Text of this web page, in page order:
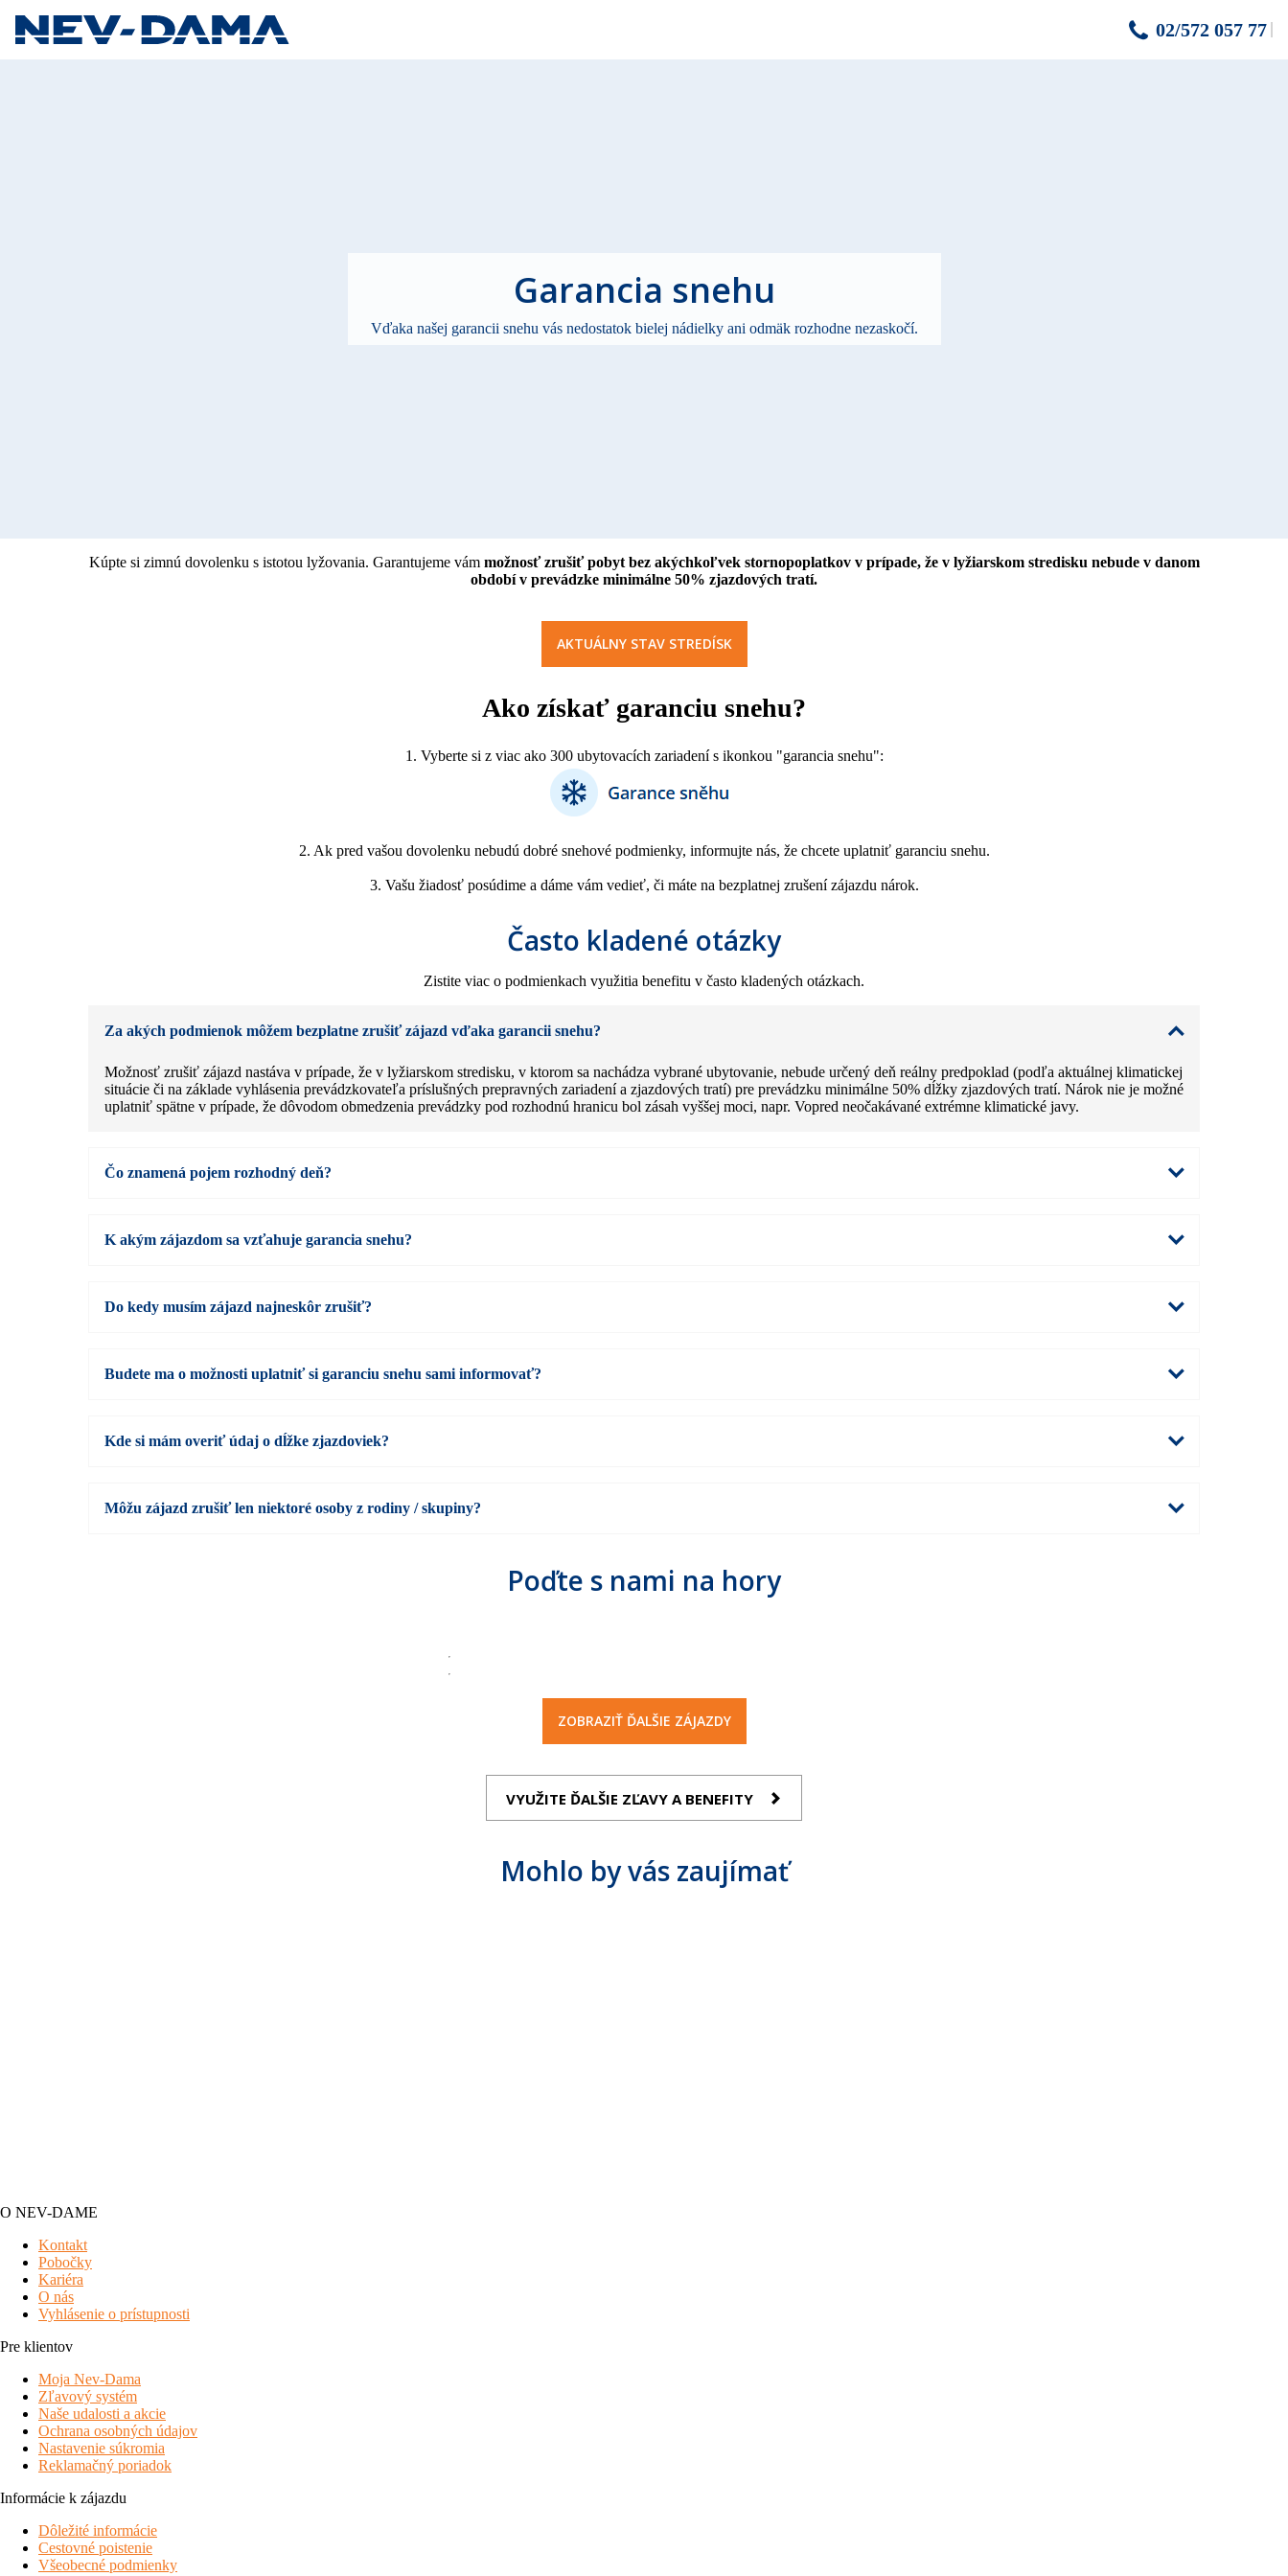
02/572 057 77
Garancia snehu
Vďaka našej garancii snehu vás nedostatok bielej nádielky ani odmäk rozhodne nezaskočí.
Kúpte si zimnú dovolenku s istotou lyžovania. Garantujeme vám možnosť zrušiť pobyt bez akýchkoľvek stornopoplatkov v prípade, že v lyžiarskom stredisku nebude v danom
období v prevádzke minimálne 50% zjazdových tratí.
AKTUÁLNY STAV STREDÍSK
Ako získať garanciu snehu?
1. Vyberte si z viac ako 300 ubytovacích zariadení s ikonkou "garancia snehu":
2. Ak pred vašou dovolenku nebudú dobré snehové podmienky, informujte nás, že chcete uplatniť garanciu snehu.
3. Vašu žiadosť posúdime a dáme vám vedieť, či máte na bezplatnej zrušení zájazdu nárok.
Často kladené otázky
Zistite viac o podmienkach využitia benefitu v často kladených otázkach.
Za akých podmienok môžem bezplatne zrušiť zájazd vďaka garancii snehu?
Možnosť zrušiť zájazd nastáva v prípade, že v lyžiarskom stredisku, v ktorom sa nachádza vybrané ubytovanie, nebude určený deň reálny predpoklad (podľa aktuálnej klimatickej
situácie či na základe vyhlásenia prevádzkovateľa príslušných prepravných zariadení a zjazdových tratí) pre prevádzku minimálne 50% dĺžky zjazdových tratí. Nárok nie je možné
uplatniť spätne v prípade, že dôvodom obmedzenia prevádzky pod rozhodnú hranicu bol zásah vyššej moci, napr. Vopred neočakávané extrémne klimatické javy.
Čo znamená pojem rozhodný deň?
K akým zájazdom sa vzťahuje garancia snehu?
Do kedy musím zájazd najneskôr zrušiť?
Budete ma o možnosti uplatniť si garanciu snehu sami informovať?
Kde si mám overiť údaj o dĺžke zjazdoviek?
Môžu zájazd zrušiť len niektoré osoby z rodiny / skupiny?
Poďte s nami na hory
ZOBRAZIŤ ĎALŠIE ZÁJAZDY
VYUŽITE ĎALŠIE ZĽAVY A BENEFITY
Mohlo by vás zaujímať
O NEV-DAME
Kontakt
Pobočky
Kariéra
O nás
Vyhlásenie o prístupnosti
Pre klientov
Moja Nev-Dama
Zľavový systém
Naše udalosti a akcie
Ochrana osobných údajov
Nastavenie súkromia
Reklamačný poriadok
Informácie k zájazdu
Dôležité informácie
Cestovné poistenie
Všeobecné podmienky